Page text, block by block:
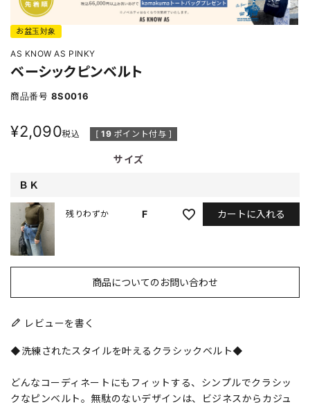
お盆玉対象
AS KNOW AS PINKY
ベーシックピンベルト
商品番号 8S0016
¥2,090税込 [ 19 ポイント付与 ]
サイズ
ＢＫ
F
残りわずか カートに入れる
商品についてのお問い合わせ
レビューを書く
◆洗練されたスタイルを叶えるクラシックベルト◆
どんなコーディネートにもフィットする、シンプルでクラシッ
クなピンベルト。無駄のないデザインは、ビジネスからカジュ